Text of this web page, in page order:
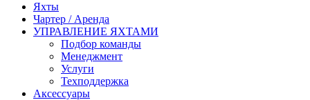
Яхты
Чартер / Аренда
УПРАВЛЕНИЕ ЯХТАМИ
Подбор команды
Менеджмент
Услуги
Техподдержка
Аксессуары